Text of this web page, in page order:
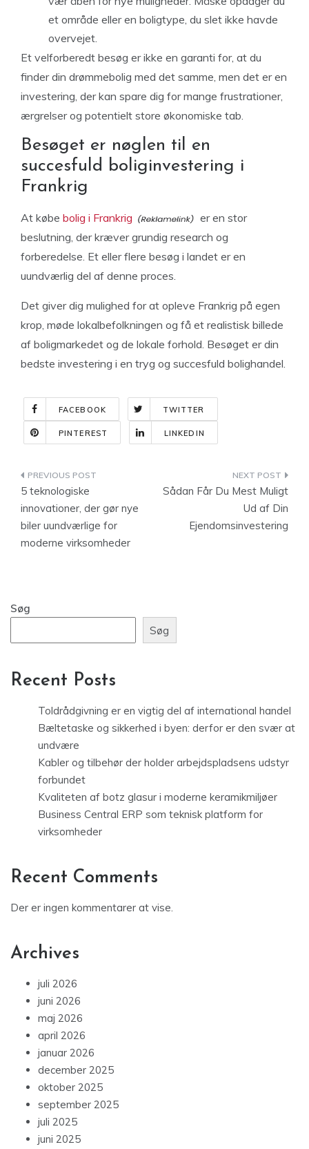
et område eller en boligtype, du slet ikke havde
overvejet.
Et velforberedt besøg er ikke en garanti for, at du
finder din drømmebolig med det samme, men det er en
investering, der kan spare dig for mange frustrationer,
ærgrelser og potentielt store økonomiske tab.
Besøget er nøglen til en
succesfuld boliginvestering i
Frankrig
At købe bolig i Frankrig
er en stor
beslutning, der kræver grundig research og
forberedelse. Et eller flere besøg i landet er en
uundværlig del af denne proces.
Det giver dig mulighed for at opleve Frankrig på egen
krop, møde lokalbefolkningen og få et realistisk billede
af boligmarkedet og de lokale forhold. Besøget er din
bedste investering i en tryg og succesfuld bolighandel.
FACEBOOK TWITTER
PINTEREST LINKEDIN
Indlægsnavigation
5 teknologiske
innovationer, der gør nye
biler uundværlige for
moderne virksomheder
Sådan Får Du Mest Muligt
Ud af Din
Ejendomsinvestering
Søg
Søg
Recent Posts
Toldrådgivning er en vigtig del af international handel
Bæltetaske og sikkerhed i byen: derfor er den svær at
undvære
Kabler og tilbehør der holder arbejdspladsens udstyr
forbundet
Kvaliteten af botz glasur i moderne keramikmiljøer
Business Central ERP som teknisk platform for
virksomheder
Recent Comments
Der er ingen kommentarer at vise.
Archives
juli 2026
juni 2026
maj 2026
april 2026
januar 2026
december 2025
oktober 2025
september 2025
juli 2025
juni 2025